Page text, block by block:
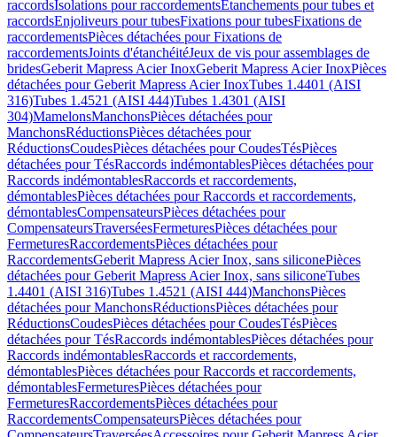
raccordsIsolations pour raccordementsEtanchements pour tubes et
raccordsEnjoliveurs pour tubesFixations pour tubesFixations de
raccordementsPièces détachées pour Fixations de
raccordementsJoints d'étanchéitéJeux de vis pour assemblages de
bridesGeberit Mapress Acier InoxGeberit Mapress Acier InoxPièces
détachées pour Geberit Mapress Acier InoxTubes 1.4401 (AISI
316)Tubes 1.4521 (AISI 444)Tubes 1.4301 (AISI
304)MamelonsManchonsPièces détachées pour
ManchonsRéductionsPièces détachées pour
RéductionsCoudesPièces détachées pour CoudesTésPièces
détachées pour TésRaccords indémontablesPièces détachées pour
Raccords indémontablesRaccords et raccordements,
démontablesPièces détachées pour Raccords et raccordements,
démontablesCompensateursPièces détachées pour
CompensateursTraverséesFermeturesPièces détachées pour
FermeturesRaccordementsPièces détachées pour
RaccordementsGeberit Mapress Acier Inox, sans siliconePièces
détachées pour Geberit Mapress Acier Inox, sans siliconeTubes
1.4401 (AISI 316)Tubes 1.4521 (AISI 444)ManchonsPièces
détachées pour ManchonsRéductionsPièces détachées pour
RéductionsCoudesPièces détachées pour CoudesTésPièces
détachées pour TésRaccords indémontablesPièces détachées pour
Raccords indémontablesRaccords et raccordements,
démontablesPièces détachées pour Raccords et raccordements,
démontablesFermeturesPièces détachées pour
FermeturesRaccordementsPièces détachées pour
RaccordementsCompensateursPièces détachées pour